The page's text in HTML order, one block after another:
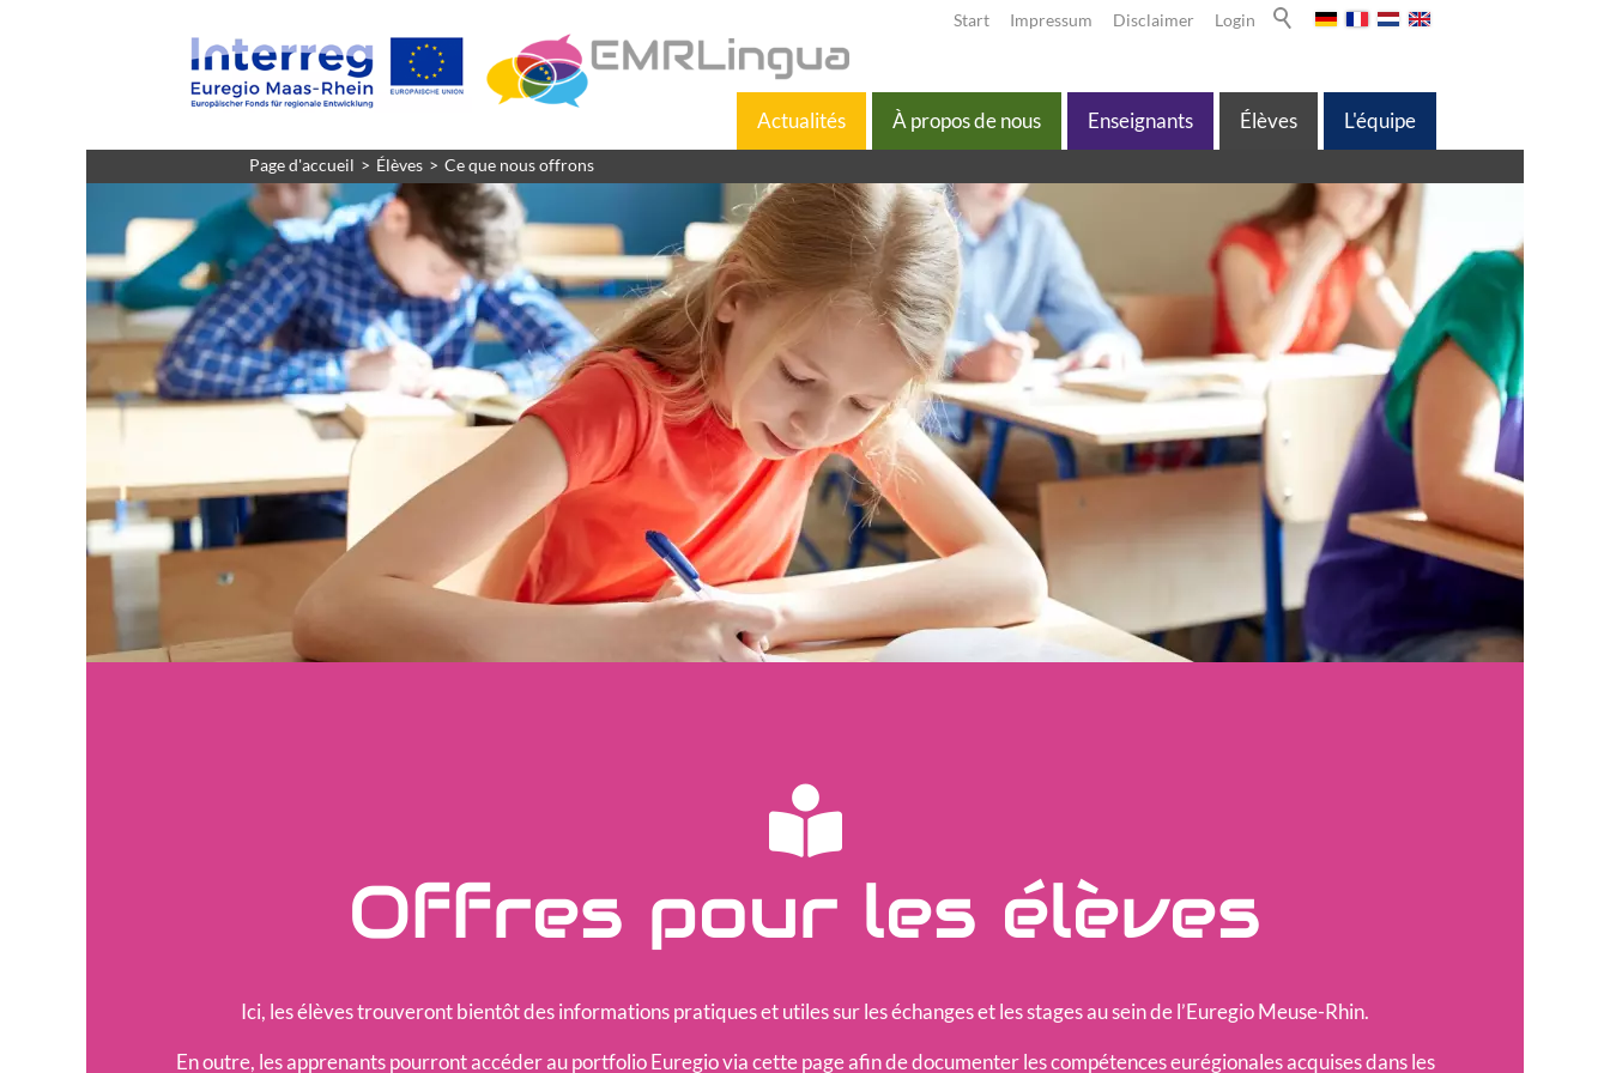
Login
Disclaimer
Impressum
Start
Actualités À propos de nous Enseignants Élèves L'équipe
Page d'accueil Élèves Ce que nous offrons
Offres pour les élèves
Ici, les élèves trouveront bientôt des informations pratiques et utiles sur les échanges et les stages au sein de l’Euregio Meuse-Rhin.
En outre, les apprenants pourront accéder au portfolio Euregio via cette page afin de documenter les compétences eurégionales acquises dans les